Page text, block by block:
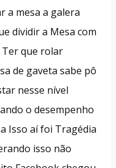
a mesa a galera
dividir a Mesa com
que rolar
de gaveta sabe pô
nesse nível
o desempenho
Isso aí foi Tragédia
isso não